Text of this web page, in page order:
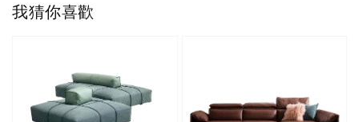
我猜你喜歡